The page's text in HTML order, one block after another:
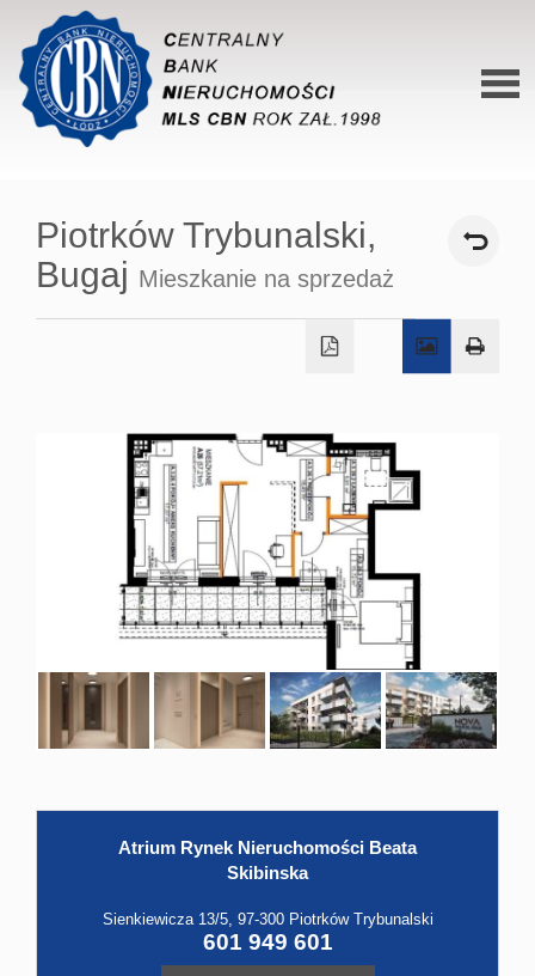
O
Piotrków Trybunalski,
Bugaj Mieszkanie na sprzedaż
Atrium Rynek Nieruchomości Beata
Skibinska
Sienkiewicza 13/5, 97-300 Piotrków Trybunalski
601 949 601